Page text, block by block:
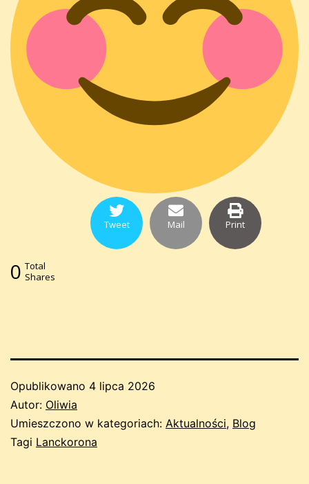
Tweet Mail Print
0 Total
Shares
Opublikowano 4 lipca 2026
Autor: Oliwia
Umieszczono w kategoriach: Aktualności, Blog
Tagi Lanckorona